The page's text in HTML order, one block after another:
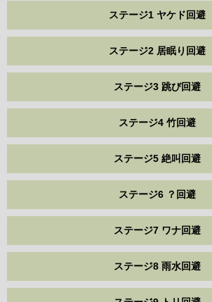
ステージ1 ヤケド回避
ステージ2 居眠り回避
ステージ3 跳び回避
ステージ4 竹回避
ステージ5 絶叫回避
ステージ6 ？回避
ステージ7 ワナ回避
ステージ8 雨水回避